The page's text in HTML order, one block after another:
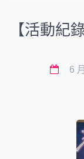
【活動紀
6